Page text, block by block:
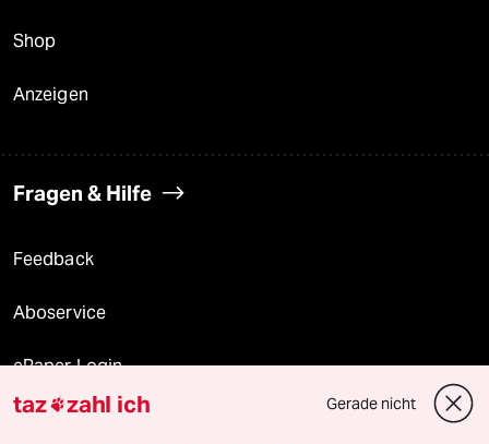
Shop
Anzeigen
Fragen & Hilfe
Feedback
Aboservice
ePaper Login
Downloads für Abonnierende
taz zahl ich Gerade nicht